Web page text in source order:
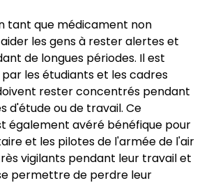
tant que médicament non
les gens à rester alertes et
de longues périodes. Il est
les étudiants et les cadres
rester concentrés pendant
d'étude ou de travail. Ce
également avéré bénéfique pour
et les pilotes de l'armée de l'air
vigilants pendant leur travail et
permettre de perdre leur